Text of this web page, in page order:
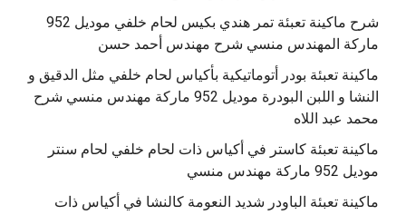
‫شرح ماكينة تعبئة تمر هندي بكيس لحام خلفي موديل 952
ماكينة تعبئة بودر أتوماتيكية بأكياس لحام خلفي مثل الدقيق و
النشا و اللبن البودرة موديل 952 ماركة مهندس منسي شرح
محمد عبد اللاه
‫ماكينة تعبئة كاستر في أكياس ذات لحام خلفي لحام سنتر
موديل 952 ماركة مهندس منسي
‫ماكينة تعبئة الباودر شديد النعومة كالنشا في أكياس ذات